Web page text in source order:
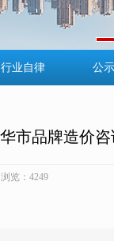
行业自律 公
市品牌造价咨
览：4249